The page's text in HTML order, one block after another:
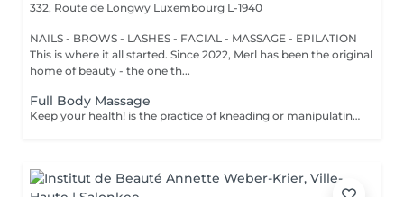
332, Route de Longwy Luxembourg L-1940
NAILS - BROWS - LASHES - FACIAL - MASSAGE - EPILATION
This is where it all started. Since 2022, Merl has been the original
home of beauty - the one th...
Full Body Massage
Keep your health! is the practice of kneading or manipulating a person's muscles and other soft-tissue in order to reduce stress, reduce muscle pain, increase relaxation and improve the work of the immune system. Benefits of getting a full body massage: - reduces stress - relaxing - improves blood circulation - improves body immune system How is full body massage done? - head and neck are massaged - shoulders and back are massaged - hands and arms are massaged - feet and legs are massaged - belly is massaged Age restrictions: there are no age restrictions for this procedure. Post procedure recommendations: do not do sport and any sharp movements 2-3 hours after the procedure. Frequency: 1-2 times per week, 10 times in total. Repeat once in 3-6 months.